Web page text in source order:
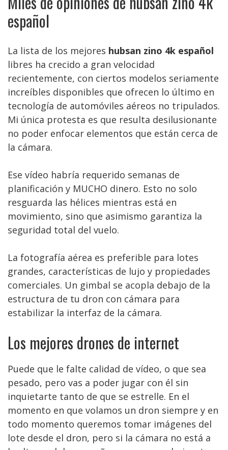
español
La lista de los mejores hubsan zino 4k español
libres ha crecido a gran velocidad
recientemente, con ciertos modelos seriamente
increíbles disponibles que ofrecen lo último en
tecnología de automóviles aéreos no tripulados.
Mi única protesta es que resulta desilusionante
no poder enfocar elementos que están cerca de
la cámara.
Ese vídeo habría requerido semanas de
planificación y MUCHO dinero. Esto no solo
resguarda las hélices mientras está en
movimiento, sino que asimismo garantiza la
seguridad total del vuelo.
La fotografía aérea es preferible para lotes
grandes, características de lujo y propiedades
comerciales. Un gimbal se acopla debajo de la
estructura de tu dron con cámara para
estabilizar la interfaz de la cámara.
Los mejores drones de internet
Puede que le falte calidad de vídeo, o que sea
pesado, pero vas a poder jugar con él sin
inquietarte tanto de que se estrelle. En el
momento en que volamos un dron siempre y en
todo momento queremos tomar imágenes del
lote desde el dron, pero si la cámara no está a